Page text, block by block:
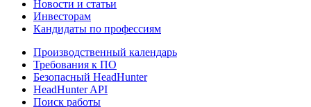
Новости и статьи
Инвесторам
Кандидаты по профессиям
Производственный календарь
Требования к ПО
Безопасный HeadHunter
HeadHunter API
Поиск работы